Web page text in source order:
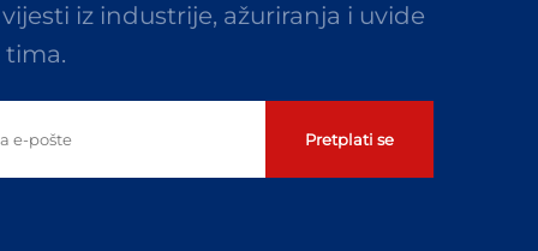
iz industrije, ažuriranja i uvide
tima.
Pretplati se